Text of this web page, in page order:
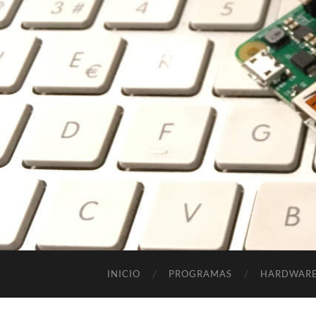
INICIO PROGRAMAS